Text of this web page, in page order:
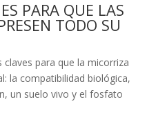
PARA QUE LAS
TODO SU
claves para que la micorriza
la compatibilidad biológica,
un suelo vivo y el fosfato